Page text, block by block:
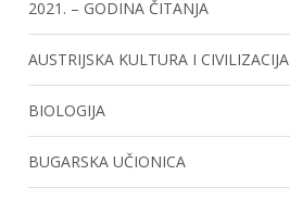
2021. – GODINA ČITANJA
AUSTRIJSKA KULTURA I CIVILIZACIJA
BIOLOGIJA
BUGARSKA UČIONICA